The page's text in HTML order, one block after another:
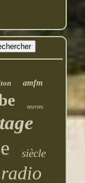
amfm
œuvres
siècle
radio